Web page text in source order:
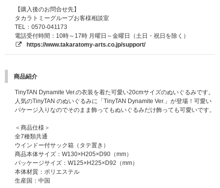
【購入後のお問合せ先】
タカラトミーグループお客様相談室
TEL：0570-041173
電話受付時間：10時～17時 月曜日～金曜日（土日・祝日を除く）
https://www.takaratomy-arts.co.jp/support/
商品紹介
TinyTAN Dynamite Ver.の衣装を着た可愛い20cmサイズのぬいぐるみです。
人気のTinyTAN のぬいぐるみに「TinyTAN Dynamite Ver.」が登場！可愛い
パケージ入りなのでそのまま飾ってもぬいぐるみだけ飾っても可愛いです。
＜商品仕様＞
全7種類共通
ウインドー付サック箱（タテ置き）
商品本体サイズ：W130×H205×D90（mm）
パッケージサイズ：W125×H225×D92（mm）
本体材質：ポリエステル
生産国：中国